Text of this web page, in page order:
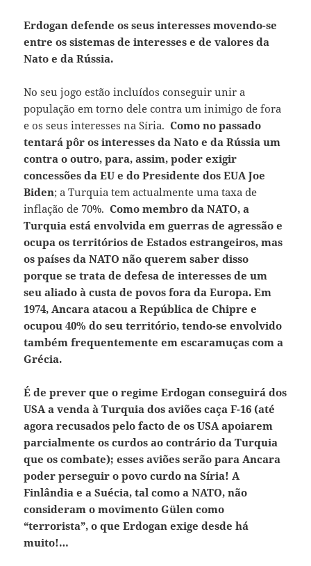
Erdogan defende os seus interesses movendo-se
entre os sistemas de interesses e de valores da
Nato e da Rússia.
No seu jogo estão incluídos conseguir unir a
população em torno dele contra um inimigo de fora
e os seus interesses na Síria.Como no passado
tentará pôr os interesses da Nato e da Rússia um
contra o outro, para, assim, poder exigir
concessões da EU e do Presidente dos EUA Joe
Biden; a Turquia tem actualmente uma taxa de
inflação de 70%.Como membro da NATO, a
Turquia está envolvida em guerras de agressão e
ocupa os territórios de Estados estrangeiros, mas
os países da NATO não querem saber disso
porque se trata de defesa de interesses de um
seu aliado à custa de povos fora da Europa. Em
1974, Ancara atacou a República de Chipre e
ocupou 40% do seu território, tendo-se envolvido
também frequentemente em escaramuças com a
Grécia.
É de prever que oregime Erdogan conseguirá dos
USA a venda à Turquia dos aviões caça F-16 (até
agora recusados pelo facto de os USA apoiarem
parcialmente os curdos ao contrário da Turquia
que os combate); esses aviões serão para Ancara
poder perseguir o povo curdo na Síria! A
Finlândia e a Suécia, tal como a NATO, não
consideram o movimento Gülen como
“terrorista”, o que Erdogan exige desde há
muito!…